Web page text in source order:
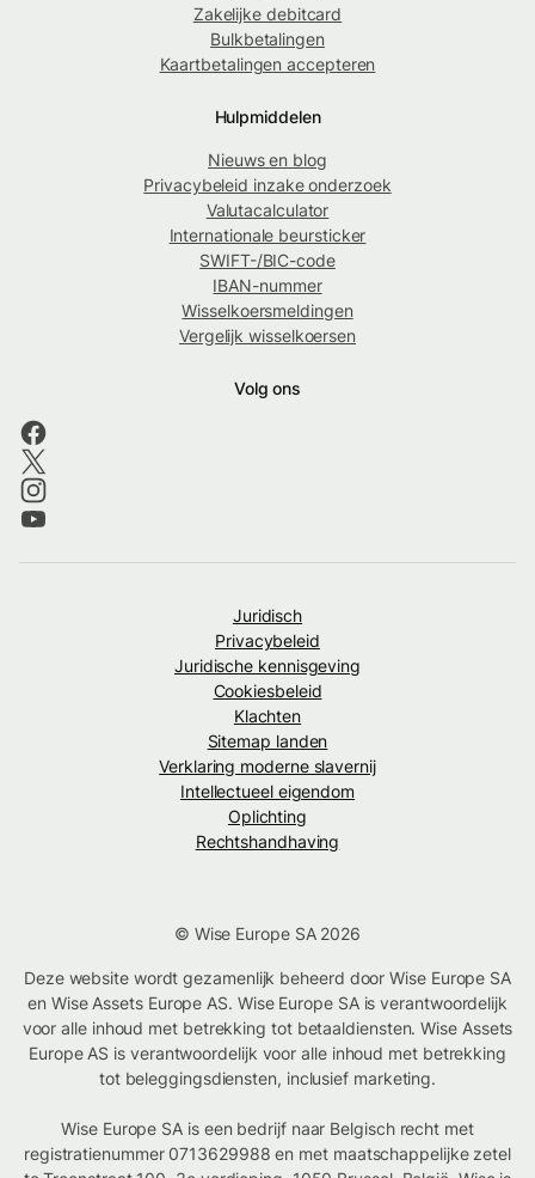
Zakelijke debitcard
Bulkbetalingen
Kaartbetalingen accepteren
Hulpmiddelen
Nieuws en blog
Privacybeleid inzake onderzoek
Valutacalculator
Internationale beursticker
SWIFT-/BIC-code
IBAN-nummer
Wisselkoersmeldingen
Vergelijk wisselkoersen
Volg ons
Juridisch
Privacybeleid
Juridische kennisgeving
Cookiesbeleid
Klachten
Sitemap landen
Verklaring moderne slavernij
Intellectueel eigendom
Oplichting
Rechtshandhaving
© Wise Europe SA 2026
Deze website wordt gezamenlijk beheerd door Wise Europe SA
en Wise Assets Europe AS. Wise Europe SA is verantwoordelijk
voor alle inhoud met betrekking tot betaaldiensten. Wise Assets
Europe AS is verantwoordelijk voor alle inhoud met betrekking
tot beleggingsdiensten, inclusief marketing.
Wise Europe SA is een bedrijf naar Belgisch recht met
registratienummer 0713629988 en met maatschappelijke zetel